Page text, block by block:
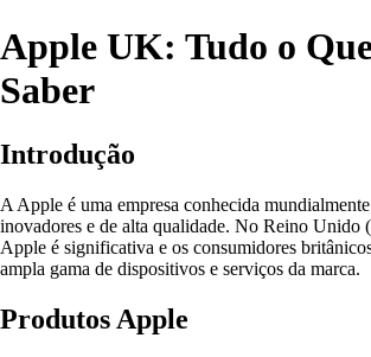
Apple UK: Tudo o
Saber
Introdução
A Apple é uma empresa conhecida
inovadores e de alta qualidade. No Reino Unido
Apple é significativa e os consumidores
ampla gama de dispositivos e serviços da marca.
Produtos Apple